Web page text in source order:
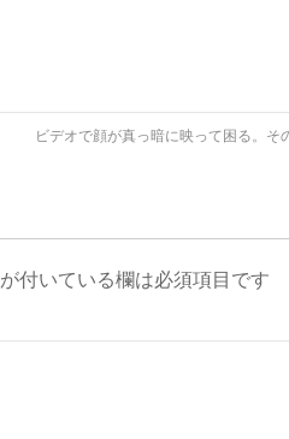
ビデオで顔が真っ暗に映って困る。そ
が付いている欄は必須項目です